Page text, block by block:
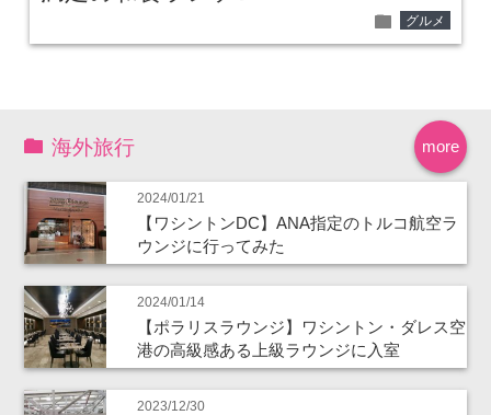
folder グルメ
more
海外旅行
2024/01/21
【ワシントンDC】ANA指定のトルコ航空ラ
ウンジに行ってみた
2024/01/14
【ポラリスラウンジ】ワシントン・ダレス空
港の高級感ある上級ラウンジに入室
2023/12/30